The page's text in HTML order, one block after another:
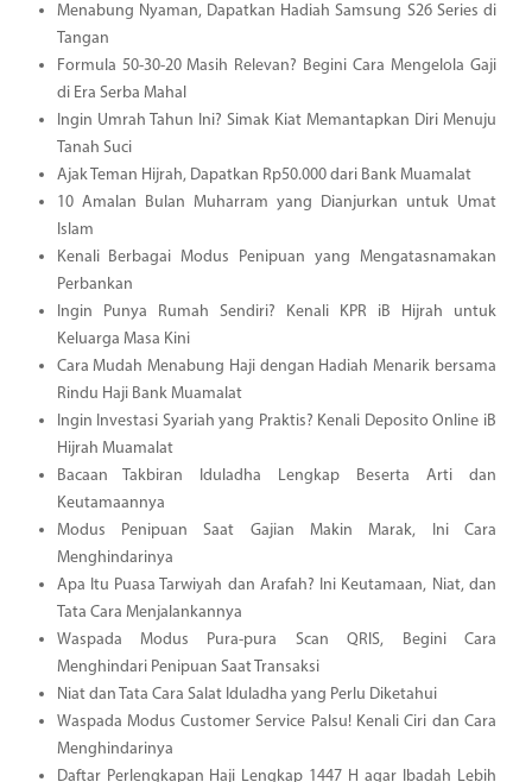
Menabung Nyaman, Dapatkan Hadiah Samsung S26 Series di
Tangan
Formula 50-30-20 Masih Relevan? Begini Cara Mengelola Gaji
di Era Serba Mahal
Ingin Umrah Tahun Ini? Simak Kiat Memantapkan Diri Menuju
Tanah Suci
Ajak Teman Hijrah, Dapatkan Rp50.000 dari Bank Muamalat
10 Amalan Bulan Muharram yang Dianjurkan untuk Umat
Islam
Kenali Berbagai Modus Penipuan yang Mengatasnamakan
Perbankan
Ingin Punya Rumah Sendiri? Kenali KPR iB Hijrah untuk
Keluarga Masa Kini
Cara Mudah Menabung Haji dengan Hadiah Menarik bersama
Rindu Haji Bank Muamalat
Ingin Investasi Syariah yang Praktis? Kenali Deposito Online iB
Hijrah Muamalat
Bacaan Takbiran Iduladha Lengkap Beserta Arti dan
Keutamaannya
Modus Penipuan Saat Gajian Makin Marak, Ini Cara
Menghindarinya
Apa Itu Puasa Tarwiyah dan Arafah? Ini Keutamaan, Niat, dan
Tata Cara Menjalankannya
Waspada Modus Pura-pura Scan QRIS, Begini Cara
Menghindari Penipuan Saat Transaksi
Niat dan Tata Cara Salat Iduladha yang Perlu Diketahui
Waspada Modus Customer Service Palsu! Kenali Ciri dan Cara
Menghindarinya
Daftar Perlengkapan Haji Lengkap 1447 H agar Ibadah Lebih